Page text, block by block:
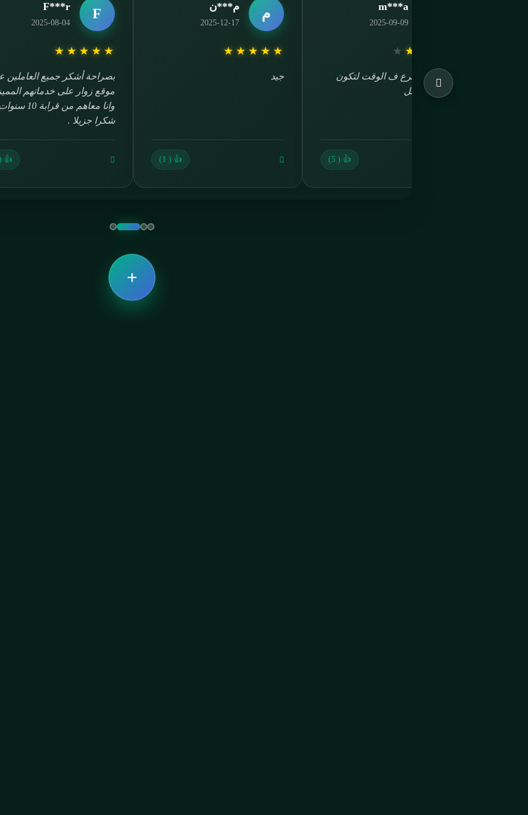
N
2025-11-11
★
★
موقع زوار ثقة
A
2025-05-16
★
★
+